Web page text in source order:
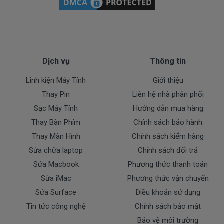
- Tem niêm phong dán trên pin bị rách hay có dấu
Doctorlaptop cam kết chỉ nhập pin chất lượng
tốt.
* Chúng tôi luôn đặt chất lượng lên hàng đầu:
- Pin chất lượng cao hoàn hảo nhất.
- Cam kết quí khách sẻ 100% hài lòng
- Pin đã được kiểm tra test kỹ lưỡng trước khi giao
tới tận tay của quí khách.
- Cam kết được đổi trả khi quí khách không hài lòng.
Dịch Vụ Cho Pin Dell
Dịch vụ
Linh kiện Máy Tính
Thay Pin
Sạc Máy Tính
Thay Bàn Phím
Thay Màn Hình
Sửa chữa laptop
Sửa Macbook
Sửa iMac
Sửa Surface
Tin tức công nghệ
Thông tin
Giới thiệu
Liên hệ nhà phân phối
Hướng dẫn mua hàng
Chính sách bảo hành
Chính sách kiểm hàng
Chính sách đổi trả
Phương thức thanh toán
Phương thức vận chuyển
Điều khoản sử dụng
Chính sách bảo mật
Bảo vệ môi trường